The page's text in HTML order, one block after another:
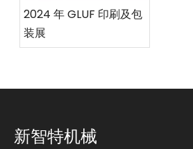
2024 年 GLUF 印刷及包
装展
新智特机械